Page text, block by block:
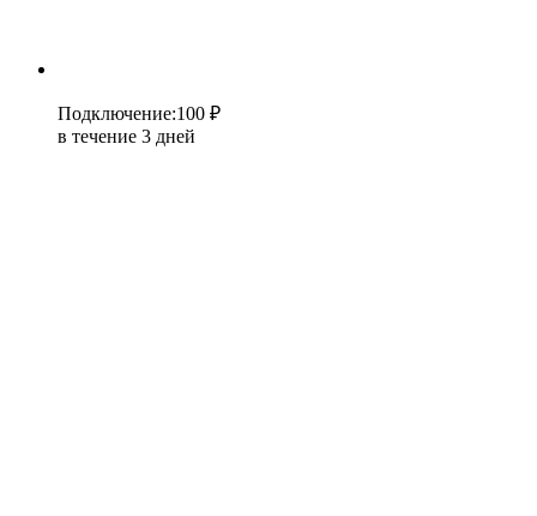
Подключение:100 ₽
в течение 3 дней